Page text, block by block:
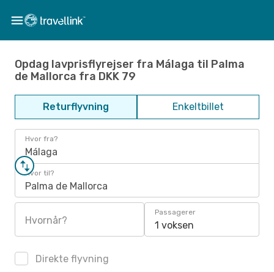
Opdag lavprisflyrejser fra Málaga til Palma
de Mallorca fra DKK 79
Returflyvning Enkeltbillet
Hvor fra?
Málaga
Hvor til?
Palma de Mallorca
Hvornår?
Passagerer
1 voksen
Direkte flyvning